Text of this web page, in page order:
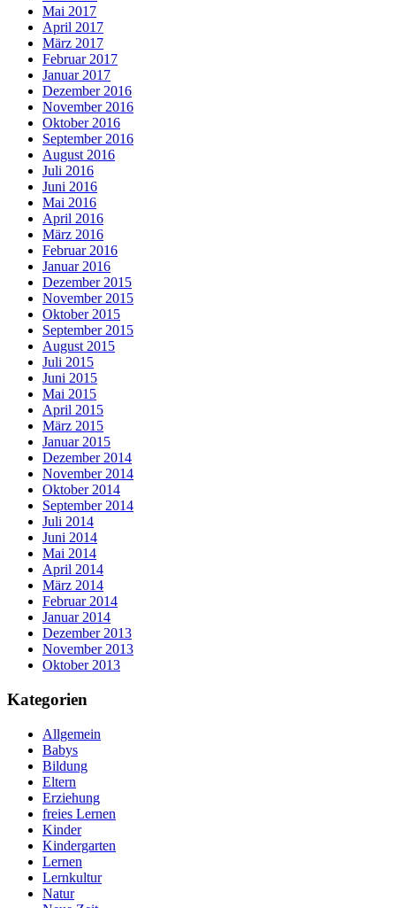
Mai 2017
April 2017
März 2017
Februar 2017
Januar 2017
Dezember 2016
November 2016
Oktober 2016
September 2016
August 2016
Juli 2016
Juni 2016
Mai 2016
April 2016
März 2016
Februar 2016
Januar 2016
Dezember 2015
November 2015
Oktober 2015
September 2015
August 2015
Juli 2015
Juni 2015
Mai 2015
April 2015
März 2015
Januar 2015
Dezember 2014
November 2014
Oktober 2014
September 2014
Juli 2014
Juni 2014
Mai 2014
April 2014
März 2014
Februar 2014
Januar 2014
Dezember 2013
November 2013
Oktober 2013
Kategorien
Allgemein
Babys
Bildung
Eltern
Erziehung
freies Lernen
Kinder
Kindergarten
Lernen
Lernkultur
Natur